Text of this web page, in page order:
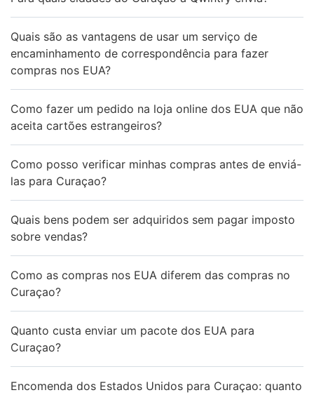
Quais são as vantagens de usar um serviço de
encaminhamento de correspondência para fazer
compras nos EUA?
Como fazer um pedido na loja online dos EUA que não
aceita cartões estrangeiros?
Como posso verificar minhas compras antes de enviá-
las para Curaçao?
Quais bens podem ser adquiridos sem pagar imposto
sobre vendas?
Como as compras nos EUA diferem das compras no
Curaçao?
Quanto custa enviar um pacote dos EUA para
Curaçao?
Encomenda dos Estados Unidos para Curaçao: quanto